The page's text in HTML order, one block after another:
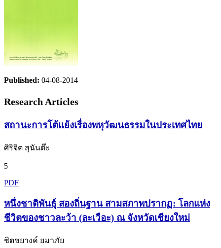
Published: 04-08-2014
Research Articles
สถานะการโต้แย้งเรื่องพหุวัฒนธรรมในประเทศไทย
ศิริจิต สุนันต๊ะ
5
PDF
หนึ่งชาติพันธุ์ สองถิ่นฐาน สามสภาพปรากฏ: โลกแห่ง
ชีวิตของชาวละว้า (ละเวือะ) ณ จังหวัดเชียงใหม่
ชิตชยางค์ ยมาภัย